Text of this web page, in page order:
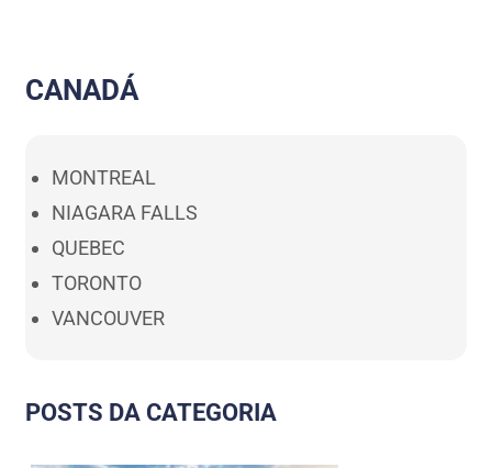
CANADÁ
MONTREAL
NIAGARA FALLS
QUEBEC
TORONTO
VANCOUVER
POSTS DA CATEGORIA